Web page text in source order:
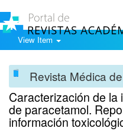
View Item
Revista Médica
Caracterización de
de paracetamol.
información